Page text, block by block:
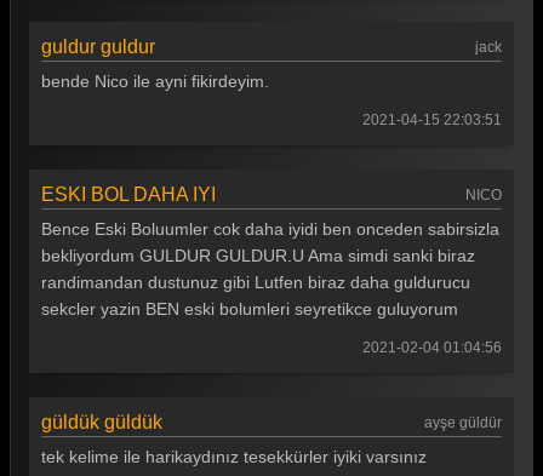
Güldür güldür 194. Bölüm
Güldür güldür 191. Bölüm
Güldür güldür 190. Bölüm
Güldür güldür 189. Bölüm
Güldür güldür 188. Bölüm
Güldür güldür 185. Bölüm
guldur guldur jack
bende Nico ile ayni fikirdeyim.
2021-04-15 22:03:51
ESKI BOL DAHA IYI NICO
Bence Eski Boluumler cok daha iyidi ben onceden sabirsizla
bekliyordum GULDUR GULDUR.U Ama simdi sanki biraz
randimandan dustunuz gibi Lutfen biraz daha guldurucu
sekcler yazin BEN eski bolumleri seyretikce guluyorum
2021-02-04 01:04:56
güldük güldük ayşe güldür
tek kelime ile harikaydınız tesekkürler iyiki varsınız